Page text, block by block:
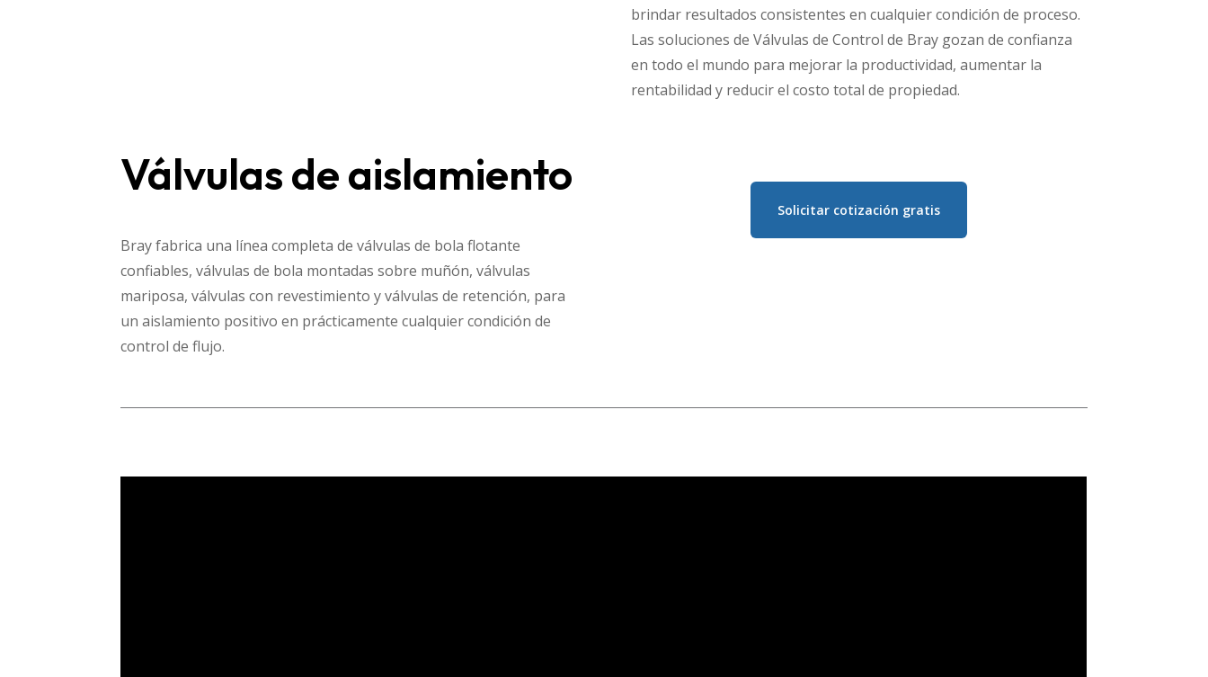
brindar resultados consistentes en cualquier condición de proceso.
Las soluciones de Válvulas de Control de Bray gozan de confianza
en todo el mundo para mejorar la productividad, aumentar la
rentabilidad y reducir el costo total de propiedad.
Válvulas de aislamiento
Bray fabrica una línea completa de válvulas de bola flotante
confiables, válvulas de bola montadas sobre muñón, válvulas
mariposa, válvulas con revestimiento y válvulas de retención, para
un aislamiento positivo en prácticamente cualquier condición de
control de flujo.
Solicitar cotización gratis